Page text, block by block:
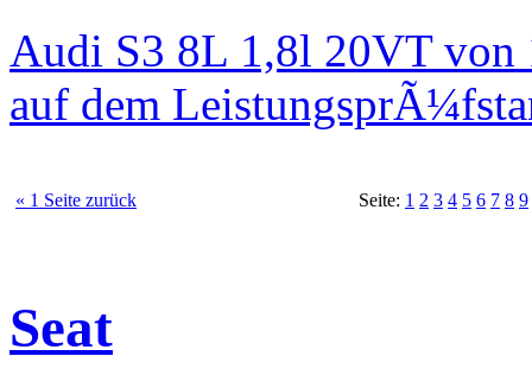
Audi S3 8L 1,8l 20VT von
auf dem
« 1 Seite zurück Seite: 1 2 3 4 5 6 7 8 9
Seat